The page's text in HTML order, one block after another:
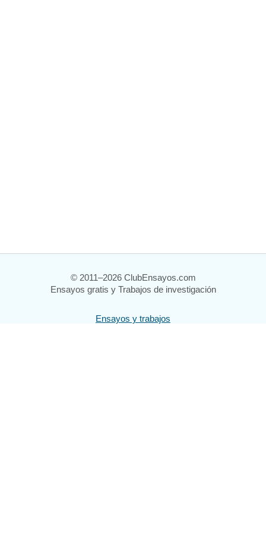
© 2011–2026 ClubEnsayos.com
Ensayos gratis y Trabajos de investigación
Ensayos y trabajos